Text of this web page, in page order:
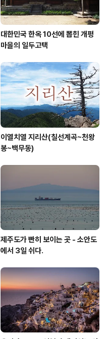
대한민국 한옥 10선에 뽑힌 개평
마을의 일두고택
이열치열 지리산(칠선계곡~천왕
봉~백무동)
제주도가 빤히 보이는 곳 - 소안도
에서 3일 쉬다.